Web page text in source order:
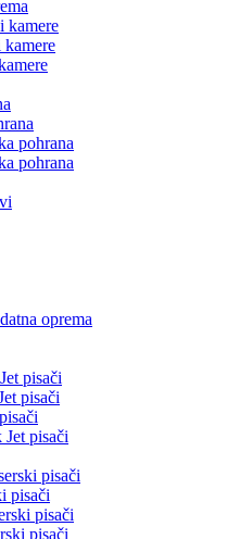
kamere
pohrana
pohrana
oprema
pisači
pisači
pisači
pisači
pisači
pisači
pisači